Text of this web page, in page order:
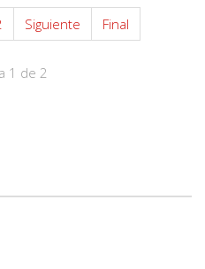
Siguiente Final
1 de 2